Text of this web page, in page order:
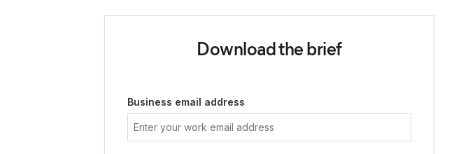
Download the brief
Business email address